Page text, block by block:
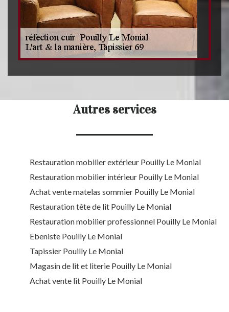
Autres services
Restauration mobilier extérieur Pouilly Le Monial
Restauration mobilier intérieur Pouilly Le Monial
Achat vente matelas sommier Pouilly Le Monial
Restauration tête de lit Pouilly Le Monial
Restauration mobilier professionnel Pouilly Le Monial
Ebeniste Pouilly Le Monial
Tapissier Pouilly Le Monial
Magasin de lit et literie Pouilly Le Monial
Achat vente lit Pouilly Le Monial